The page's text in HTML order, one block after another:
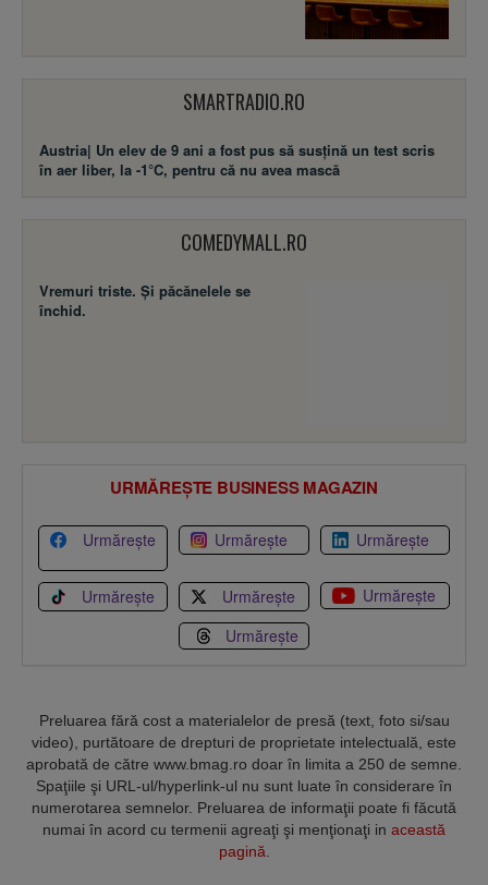
SMARTRADIO.RO
Austria| Un elev de 9 ani a fost pus să susţină un test scris
în aer liber, la -1°C, pentru că nu avea mască
COMEDYMALL.RO
Vremuri triste. Şi păcănelele se
închid.
URMĂREȘTE BUSINESS MAGAZIN
Urmărește Urmărește Urmărește
Urmărește Urmărește
Urmărește
Urmărește
Preluarea fără cost a materialelor de presă (text, foto si/sau
video), purtătoare de drepturi de proprietate intelectuală, este
aprobată de către www.bmag.ro doar în limita a 250 de semne.
Spaţiile şi URL-ul/hyperlink-ul nu sunt luate în considerare în
numerotarea semnelor. Preluarea de informaţii poate fi făcută
numai în acord cu termenii agreaţi şi menţionaţi in această
pagină